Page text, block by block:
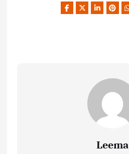
Leema